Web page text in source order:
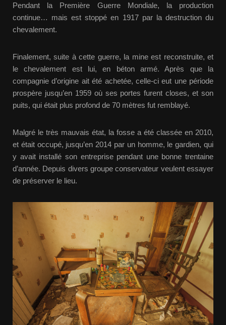
Pendant la Première Guerre Mondiale, la production
continue… mais est stoppé en 1917 par la destruction du
chevalement.
Finalement, suite à cette guerre, la mine est reconstruite, et
le chevalement est lui, en béton armé. Après que la
compagnie d’origine ait été achetée, celle-ci eut une période
prospère jusqu’en 1959 où ses portes furent closes, et son
puits, qui était plus profond de 70 mètres fut remblayé.
Malgré le très mauvais état, la fosse a été classée en 2010,
et était occupé, jusqu’en 2014 par un homme, le gardien, qui
y avait installé son entreprise pendant une bonne trentaine
d’année. Depuis divers groupe conservateur veulent essayer
de préserver le lieu.